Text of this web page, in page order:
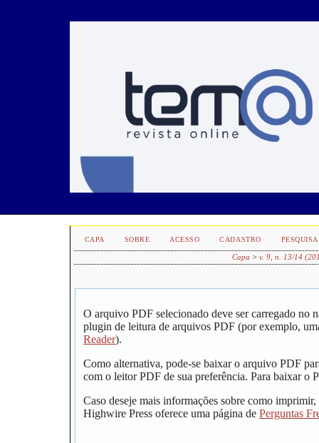
CAPA SOBRE ACESSO CADASTRO PESQUISA
Capa >v. 9, n. 13/14
O arquivo PDF selecionado deve ser carregado no
plugin de leitura de arquivos PDF (por exemplo,
Reader).
Como alternativa, pode-se baixar o arquivo PDF
com o leitor PDF de sua preferência. Para baixar o
Caso deseje mais informações sobre como
Highwire Press oferece uma página de Perguntas